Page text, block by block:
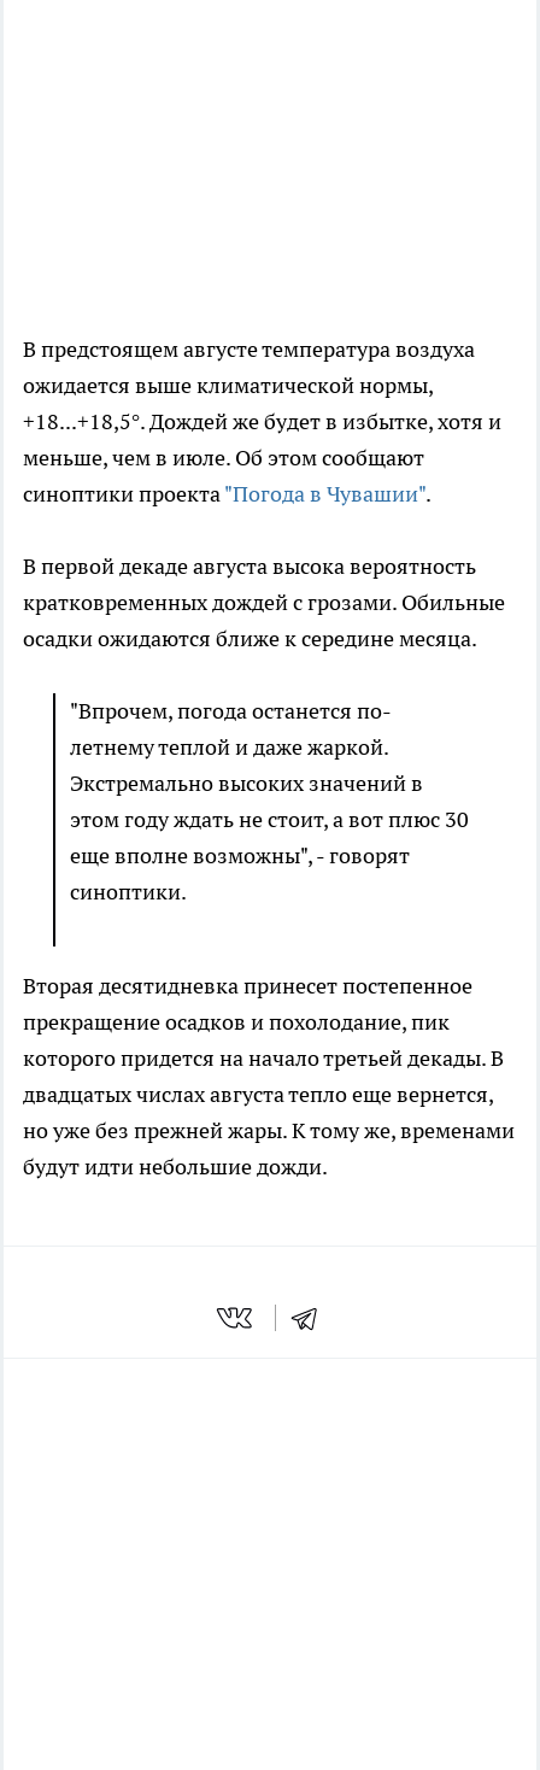
В предстоящем августе температура воздуха
ожидается выше климатической нормы,
+18...+18,5°. Дождей же будет в избытке, хотя и
меньше, чем в июле. Об этом сообщают
синоптики проекта"Погода в Чувашии".
В первой декаде августа высока вероятность
кратковременных дождей с грозами. Обильные
осадки ожидаются ближе к середине месяца.
"Впрочем, погода останется по-
летнему теплой и даже жаркой.
Экстремально высоких значений в
этом году ждать не стоит, а вот плюс 30
еще вполне возможны", - говорят
синоптики.
Вторая десятидневка принесет постепенное
прекращение осадков и похолодание, пик
которого придется на начало третьей декады. В
двадцатых числах августа тепло еще вернется,
но уже без прежней жары. К тому же, временами
будут идти небольшие дожди.